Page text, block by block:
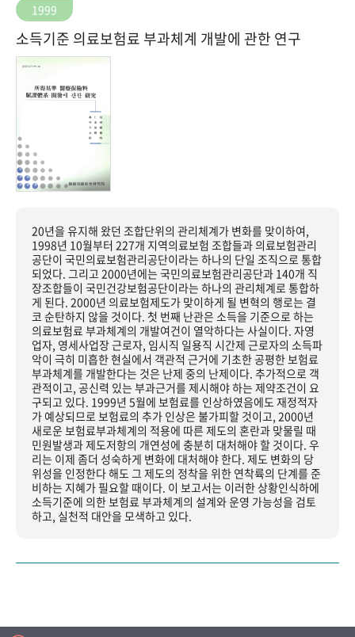
1999
소득기준 의료보험료 부과체계 개발에 관한 연구
20년을 유지해 왔던 조합단위의 관리체계가 변화를 맞이하여,
1998년 10월부터 227개 지역의료보험 조합들과 의료보험관리
공단이 국민의료보험관리공단이라는 하나의 단일 조직으로 통합
되었다. 그리고 2000년에는 국민의료보험관리공단과 140개 직
장조합들이 국민건강보험공단이라는 하나의 관리체계로 통합하
게 된다. 2000년 의료보험제도가 맞이하게 될 변혁의 행로는 결
코 순탄하지 않을 것이다. 첫 번째 난관은 소득을 기준으로 하는
의료보험료 부과체계의 개발여건이 열악하다는 사실이다. 자영
업자, 영세사업장 근로자, 임시직 일용직 시간제 근로자의 소득파
악이 극히 미흡한 현실에서 객관적 근거에 기초한 공평한 보험료
부과체계를 개발한다는 것은 난제 중의 난제이다. 추가적으로 객
관적이고, 공신력 있는 부과근거를 제시해야 하는 제약조건이 요
구되고 있다. 1999년 5월에 보험료를 인상하였음에도 재정적자
가 예상되므로 보험료의 추가 인상은 불가피할 것이고, 2000년
새로운 보험료부과체계의 적용에 따른 제도의 혼란과 맞물릴 때
민원발생과 제도저항의 개연성에 충분히 대처해야 할 것이다. 우
리는 이제 좀더 성숙하게 변화에 대처해야 한다. 제도 변화의 당
위성을 인정한다 해도 그 제도의 정착을 위한 연착륙의 단계를 준
비하는 지혜가 필요할 때이다. 이 보고서는 이러한 상황인식하에
소득기준에 의한 보험료 부과체계의 설계와 운영 가능성을 검토
하고, 실천적 대안을 모색하고 있다.